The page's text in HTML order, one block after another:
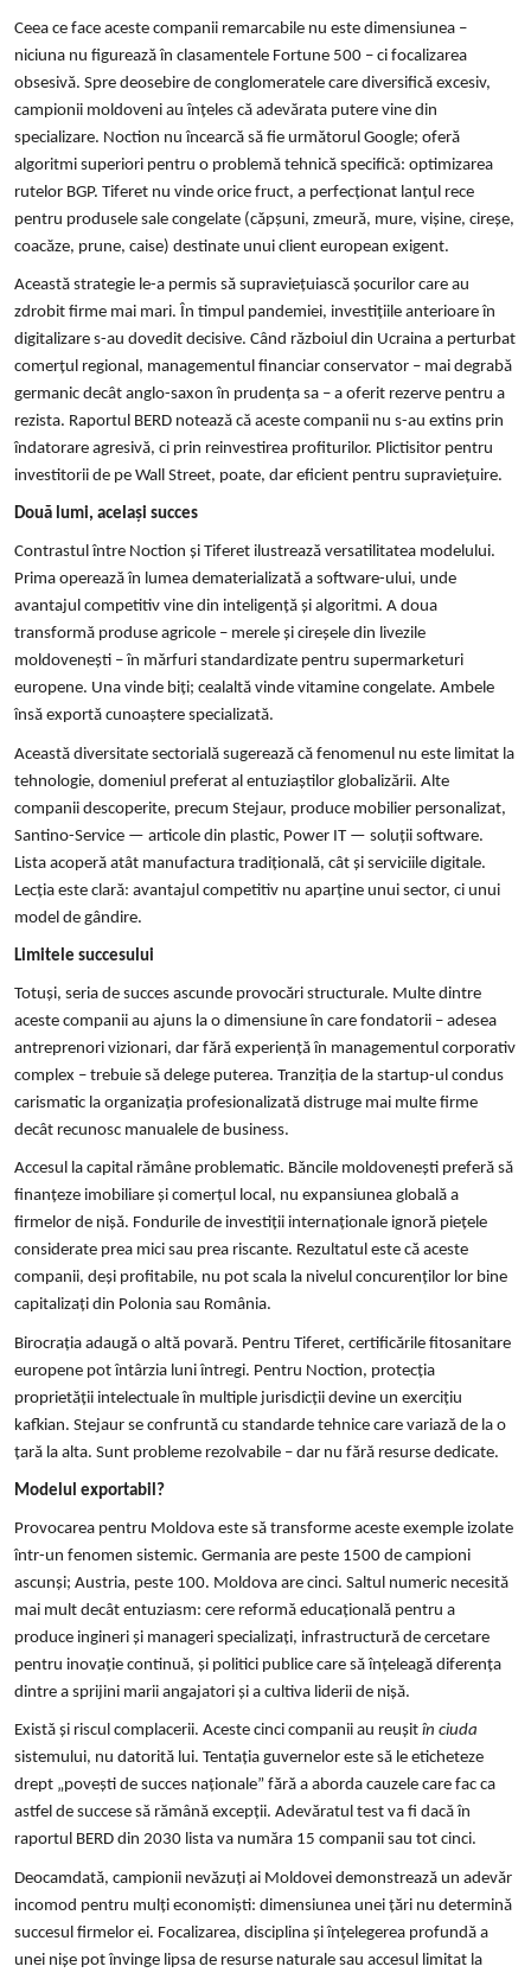
Ceea ce face aceste companii remarcabile nu este dimensiunea –
niciuna nu figurează în clasamentele Fortune 500 – ci focalizarea
obsesivă. Spre deosebire de conglomeratele care diversifică excesiv,
campionii moldoveni au înțeles că adevărata putere vine din
specializare. Noction nu încearcă să fie următorul Google; oferă
algoritmi superiori pentru o problemă tehnică specifică: optimizarea
rutelor BGP. Tiferet nu vinde orice fruct, a perfecționat lanțul rece
pentru produsele sale congelate (căpșuni, zmeură, mure, vișine, cireșe,
coacăze, prune, caise) destinate unui client european exigent.
Această strategie le-a permis să supraviețuiască șocurilor care au
zdrobit firme mai mari. În timpul pandemiei, investițiile anterioare în
digitalizare s-au dovedit decisive. Când războiul din Ucraina a perturbat
comerțul regional, managementul financiar conservator – mai degrabă
germanic decât anglo-saxon în prudența sa – a oferit rezerve pentru a
rezista. Raportul BERD notează că aceste companii nu s-au extins prin
îndatorare agresivă, ci prin reinvestirea profiturilor. Plictisitor pentru
investitorii de pe Wall Street, poate, dar eficient pentru supraviețuire.
Două lumi, același succes
Contrastul între Noction și Tiferet ilustrează versatilitatea modelului.
Prima operează în lumea dematerializată a software-ului, unde
avantajul competitiv vine din inteligență și algoritmi. A doua
transformă produse agricole – merele și cireșele din livezile
moldovenești – în mărfuri standardizate pentru supermarketuri
europene. Una vinde biți; cealaltă vinde vitamine congelate. Ambele
însă exportă cunoaștere specializată.
Această diversitate sectorială sugerează că fenomenul nu este limitat la
tehnologie, domeniul preferat al entuziaștilor globalizării. Alte
companii descoperite, precum Stejaur, produce mobilier personalizat,
Santino-Service — articole din plastic, Power IT — soluții software.
Lista acoperă atât manufactura tradițională, cât și serviciile digitale.
Lecția este clară: avantajul competitiv nu aparține unui sector, ci unui
model de gândire.
Limitele succesului
Totuși, seria de succes ascunde provocări structurale. Multe dintre
aceste companii au ajuns la o dimensiune în care fondatorii – adesea
antreprenori vizionari, dar fără experiență în managementul corporativ
complex – trebuie să delege puterea. Tranziția de la startup-ul condus
carismatic la organizația profesionalizată distruge mai multe firme
decât recunosc manualele de business.
Accesul la capital rămâne problematic. Băncile moldovenești preferă să
finanțeze imobiliare și comerțul local, nu expansiunea globală a
firmelor de nișă. Fondurile de investiții internaționale ignoră piețele
considerate prea mici sau prea riscante. Rezultatul este că aceste
companii, deși profitabile, nu pot scala la nivelul concurenților lor bine
capitalizați din Polonia sau România.
Birocrația adaugă o altă povară. Pentru Tiferet, certificările fitosanitare
europene pot întârzia luni întregi. Pentru Noction, protecția
proprietății intelectuale în multiple jurisdicții devine un exercițiu
kafkian. Stejaur se confruntă cu standarde tehnice care variază de la o
țară la alta. Sunt probleme rezolvabile – dar nu fără resurse dedicate.
Modelul exportabil?
Provocarea pentru Moldova este să transforme aceste exemple izolate
într-un fenomen sistemic. Germania are peste 1500 de campioni
ascunși; Austria, peste 100. Moldova are cinci. Saltul numeric necesită
mai mult decât entuziasm: cere reformă educațională pentru a
produce ingineri și manageri specializați, infrastructură de cercetare
pentru inovație continuă, și politici publice care să înțeleagă diferența
dintre a sprijini marii angajatori și a cultiva liderii de nișă.
Există și riscul complacerii. Aceste cinci companii au reușitîn ciuda
sistemului, nu datorită lui. Tentația guvernelor este să le eticheteze
drept „povești de succes naționale” fără a aborda cauzele care fac ca
astfel de succese să rămână excepții. Adevăratul test va fi dacă în
raportul BERD din 2030 lista va număra 15 companii sau tot cinci.
Deocamdată, campionii nevăzuți ai Moldovei demonstrează un adevăr
incomod pentru mulți economiști: dimensiunea unei țări nu determină
succesul firmelor ei. Focalizarea, disciplina și înțelegerea profundă a
unei nișe pot învinge lipsa de resurse naturale sau accesul limitat la